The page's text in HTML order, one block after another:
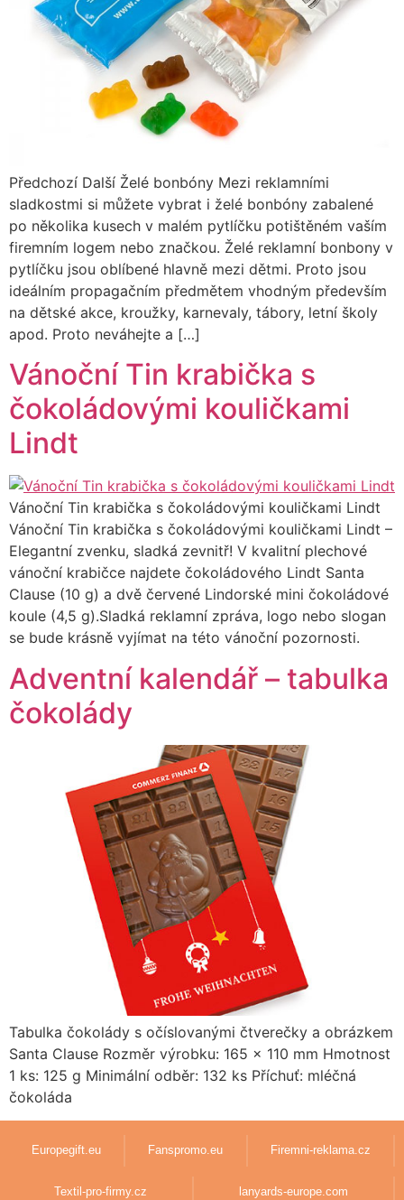
Předchozí Další Želé bonbóny Mezi reklamními
sladkostmi si můžete vybrat i želé bonbóny zabalené
po několika kusech v malém pytlíčku potištěném vaším
firemním logem nebo značkou. Želé reklamní bonbony v
pytlíčku jsou oblíbené hlavně mezi dětmi. Proto jsou
ideálním propagačním předmětem vhodným především
na dětské akce, kroužky, karnevaly, tábory, letní školy
apod. Proto neváhejte a […]
Vánoční Tin krabička s
čokoládovými kouličkami
Lindt
Vánoční Tin krabička s čokoládovými kouličkami Lindt
Vánoční Tin krabička s čokoládovými kouličkami Lindt –
Elegantní zvenku, sladká zevnitř! V kvalitní plechové
vánoční krabičce najdete čokoládového Lindt Santa
Clause (10 g) a dvě červené Lindorské mini čokoládové
koule (4,5 g).Sladká reklamní zpráva, logo nebo slogan
se bude krásně vyjímat na této vánoční pozornosti.
Adventní kalendář – tabulka
čokolády
Tabulka čokolády s očíslovanými čtverečky a obrázkem
Santa Clause Rozměr výrobku: 165 x 110 mm Hmotnost
1 ks: 125 g Minimální odběr: 132 ks Příchuť: mléčná
čokoláda
Europegift.eu Fanspromo.eu Firemni-reklama.cz
Textil-pro-firmy.cz lanyards-europe.com